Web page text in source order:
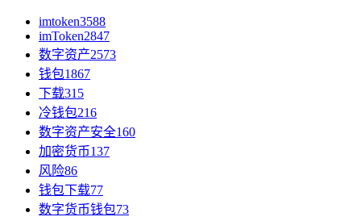
imtoken3588
imToken2847
数字资产2573
钱包1867
下载315
冷钱包216
数字资产安全160
加密货币137
风险86
钱包下载77
数字货币钱包73